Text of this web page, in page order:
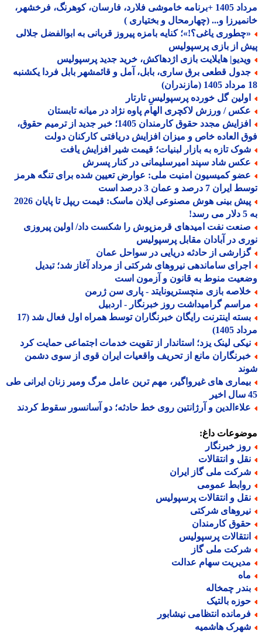
مرداد 1405 +برنامه خاموشی فلارد، فارسان، کوهرنگ، فرخشهر،
و... (چهارمحال و بختیاری )
یاغی؟!»؛ کنایه بامزه پیروز قربانی به ابوالفضل جلالی
از بازی پرسپولیس
هایلایت بازی اژدهاکش، خرید جدید پرسپولیس
قطعی برق ساری، بابل، آمل و قائمشهر بابل فردا یکشنبه
گل خورده پرسپولیسِ تارتار
/ ورزش لاکچری الهام پاوه نژاد در میانه تابستان
افزایش مجدد حقوق کارمندان 1405؛ خبر جدید از ترمیم حقوق،
العاده خاص و میزان افزایش دریافتی کارکنان دولت
تازه به بازار لبنیات؛ قیمت شیر افزایش یافت
شاد سپند امیرسلیمانی در کنار پسرش
کمیسیون امنیت ملی: عوارض تعیین شده برای تنگه هرمز
7 درصد و عمان 3 درصد است
پیش بینی هوش مصنوعی ایلان ماسک: قیمت ریپل تا پایان 2026
نفت امیدهای قرمزپوش را شکست داد/ اولین پیروزی
در آبادان مقابل پرسپولیس
از حادثه دریایی در سواحل عمان
ساماندهی نیروهای شرکتی از مرداد آغاز شد؛ تبدیل
منوط به قانون و آزمون است
بازی منچستریونایتد - پاری سن ژرمن
گرامیداشت روز خبرنگار - اردبیل
بسته اینترنت رایگان خبرنگاران توسط همراه اول فعال شد (17
1405)
لینک یزد؛ استاندار از تقویت خدمات اجتماعی حمایت کرد
مانع از تحریف واقعیات ایران قوی از سوی دشمن
های غیرواگیر، مهم ترین عامل مرگ ومیر زنان ایرانی طی
و آرژانتین روی خط حادثه؛ دو آسانسور سقوط کردند
داغ:
خبرنگار
و انتقالات
ملی گاز ایران
عمومی
و انتقالات پرسپولیس
شرکتی
کارمندان
پرسپولیس
ملی گاز
سهام عدالت
چمخاله
بالتیک
انتظامی نیشابور
هاشمیه